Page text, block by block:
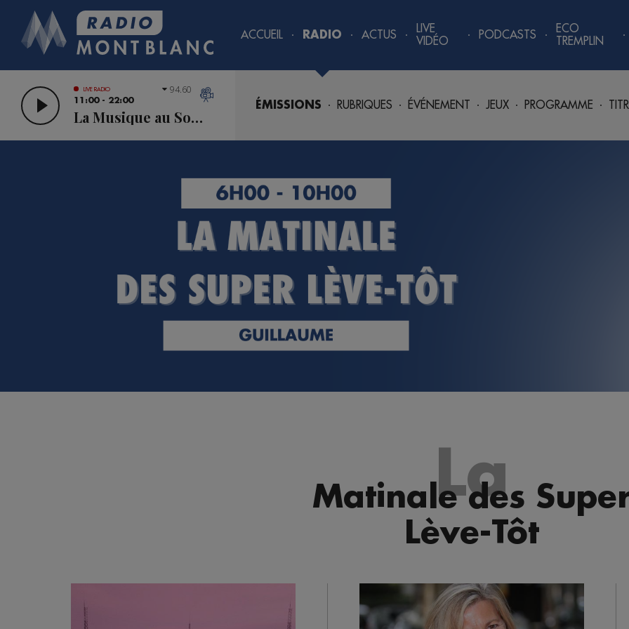
ACCUEIL RADIO
ÉMISSIONS RUBRIQUES ÉVÉNEMENT JEUX PROGRAMME
ACTUS
LIVE
VIDÉO
PODCASTS
ECO
TREMPLIN
LIVE RADIO
11:00 - 22:00
La Musique au Sommet
94.60
La
Matinale des
Lève-Tôt